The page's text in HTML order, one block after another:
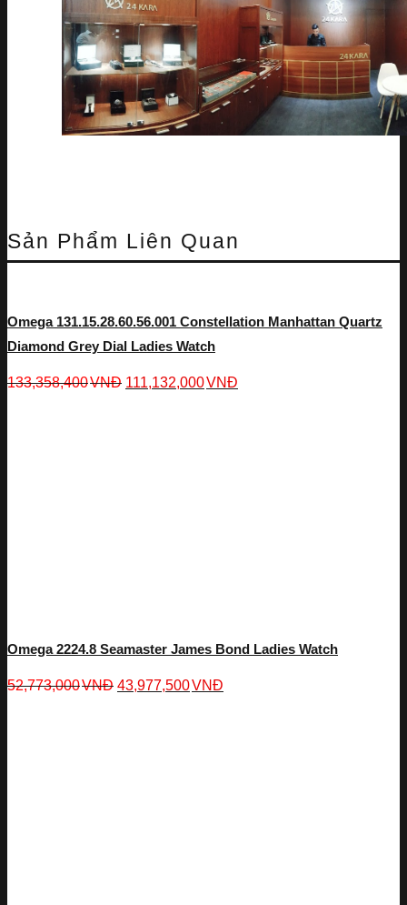
Sản Phẩm Liên Quan
Omega 131.15.28.60.56.001 Constellation Manhattan Quartz
Diamond Grey Dial Ladies Watch
133,358,400VNĐ 111,132,000VNĐ
Omega 2224.8 Seamaster James Bond Ladies Watch
52,773,000VNĐ 43,977,500VNĐ